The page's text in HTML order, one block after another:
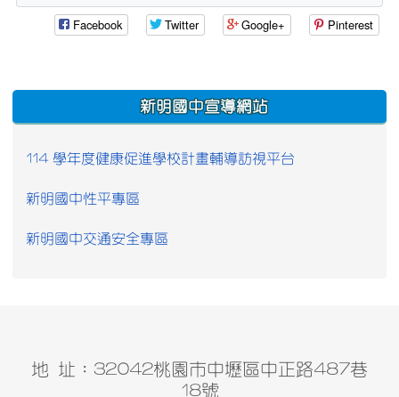
Facebook Twitter Google+ Pinterest
:::
新明國中宣導網站
114 學年度健康促進學校計畫輔導訪視平台
新明國中性平專區
新明國中交通安全專區
地 址：32042桃園市中壢區中正路487巷
18號